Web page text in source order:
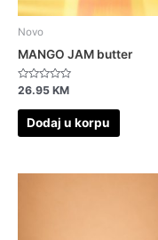
Novo
MANGO JAM butter
Ocjenjeno
od
26.95 KM
Dodaj u korpu